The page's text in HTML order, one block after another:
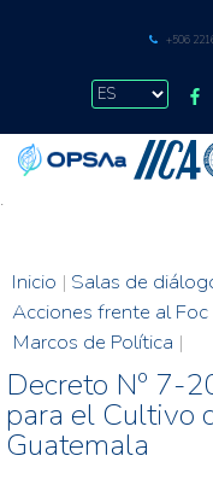
+506
.
Inicio | Salas de
Acciones frente al
Marcos de Política |
Decreto Nº 7-
para el Cultivo
Guatemala